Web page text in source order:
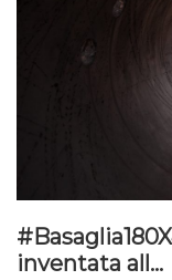
inventata all...